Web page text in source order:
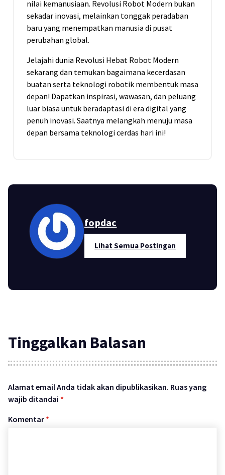
nilai kemanusiaan. Revolusi Robot Modern bukan
sekadar inovasi, melainkan tonggak peradaban
baru yang menempatkan manusia di pusat
perubahan global.
Jelajahi dunia Revolusi Hebat Robot Modern
sekarang dan temukan bagaimana kecerdasan
buatan serta teknologi robotik membentuk masa
depan! Dapatkan inspirasi, wawasan, dan peluang
luar biasa untuk beradaptasi di era digital yang
penuh inovasi. Saatnya melangkah menuju masa
depan bersama teknologi cerdas hari ini!
fopdac
Lihat Semua Postingan
Tinggalkan Balasan
Alamat email Anda tidak akan dipublikasikan. Ruas yang
wajib ditandai *
Komentar *